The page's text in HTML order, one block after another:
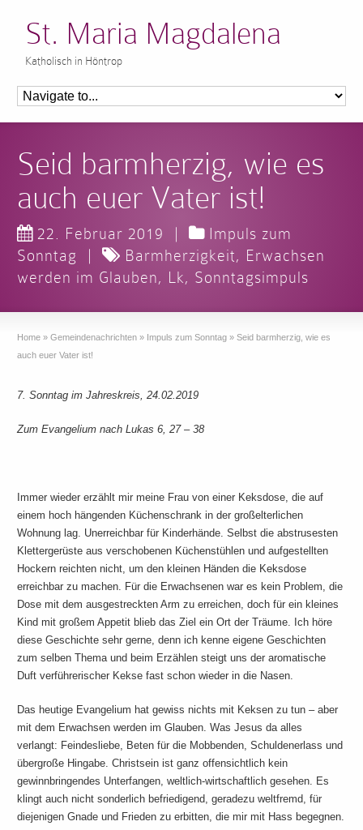
St. Maria Magdalena
Katholisch in Höntrop
Seid barmherzig, wie es
auch euer Vater ist!
22. Februar 2019 |
Impuls zum
Sonntag
| Barmherzigkeit, Erwachsen
werden im Glauben, Lk, Sonntagsimpuls
Home » Gemeindenachrichten » Impuls zum Sonntag » Seid barmherzig, wie es
auch euer Vater ist!
7. Sonntag im Jahreskreis, 24.02.2019
Zum Evangelium nach Lukas 6, 27 – 38
Immer wieder erzählt mir meine Frau von einer Keksdose, die auf
einem hoch hängenden Küchenschrank in der großelterlichen
Wohnung lag. Unerreichbar für Kinderhände. Selbst die abstrusesten
Klettergerüste aus verschobenen Küchenstühlen und aufgestellten
Hockern reichten nicht, um den kleinen Händen die Keksdose
erreichbar zu machen. Für die Erwachsenen war es kein Problem, die
Dose mit dem ausgestreckten Arm zu erreichen, doch für ein kleines
Kind mit großem Appetit blieb das Ziel ein Ort der Träume. Ich höre
diese Geschichte sehr gerne, denn ich kenne eigene Geschichten
zum selben Thema und beim Erzählen steigt uns der aromatische
Duft verführerischer Kekse fast schon wieder in die Nasen.
Das heutige Evangelium hat gewiss nichts mit Keksen zu tun – aber
mit dem Erwachsen werden im Glauben. Was Jesus da alles
verlangt: Feindesliebe, Beten für die Mobbenden, Schuldenerlass und
übergroße Hingabe. Christsein ist ganz offensichtlich kein
gewinnbringendes Unterfangen, weltlich-wirtschaftlich gesehen. Es
klingt auch nicht sonderlich befriedigend, geradezu weltfremd, für
diejenigen Gnade und Frieden zu erbitten, die mir mit Hass begegnen.